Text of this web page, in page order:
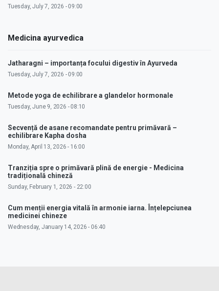
Tuesday, July 7, 2026 - 09:00
Medicina ayurvedica
Jatharagni – importanța focului digestiv în Ayurveda
Tuesday, July 7, 2026 - 09:00
Metode yoga de echilibrare a glandelor hormonale
Tuesday, June 9, 2026 - 08:10
Secvență de asane recomandate pentru primăvară –
echilibrare Kapha dosha
Monday, April 13, 2026 - 16:00
Tranziția spre o primăvară plină de energie - Medicina
tradițională chineză
Sunday, February 1, 2026 - 22:00
Cum menții energia vitală în armonie iarna. Înțelepciunea
medicinei chineze
Wednesday, January 14, 2026 - 06:40